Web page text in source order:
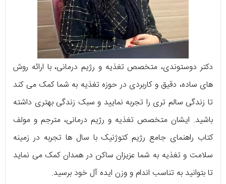
دکتر دوستوندی، متخصص تغذیه و رژیم‌ درمانی، با ارائه روش
های ساده، دقیق و کاربردی در حوزه تغذیه به شما کمک می کند
تا زندگی سالم‌ تری را تجربه نمایید و سبک زندگی بهتری داشته
باشید. ایشان متخصص تغذیه و رژیم درمانی، مترجم و مولف
کتاب راهنمای جامع رژیم کتوژنیک با سال‌ ها تجربه در زمینه
سلامت و تغذیه به شما عزیزان ساکن در همدان کمک می‌ نماید
تا بتوانید به تناسب اندام و وزن ایده‌ آل خود برسید.